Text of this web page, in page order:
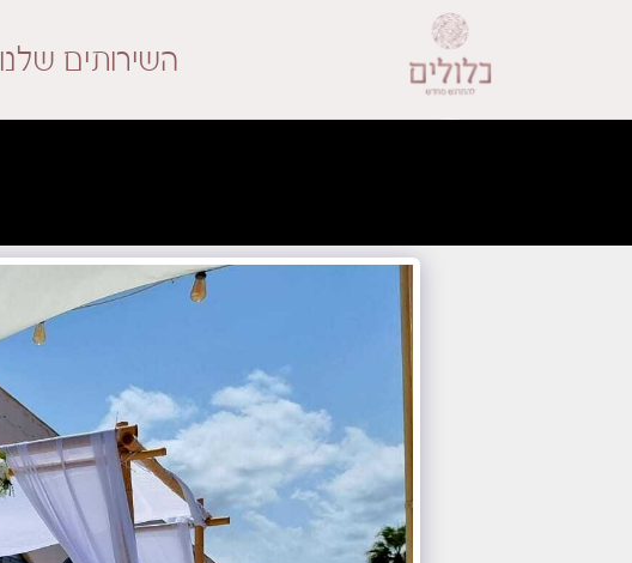
השירותים שלנו